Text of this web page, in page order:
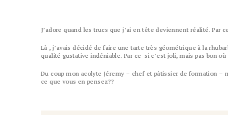
J’adore quand les trucs que j’ai en tête deviennent réalité. Par
Là , j’avais décidé de faire une tarte très géométrique à la
qualité gustative indéniable. Par ce si c’est joli, mais pas bon
Du coup mon acolyte Jéremy – chef et pâtissier de formation –
ce que vous en pensez??